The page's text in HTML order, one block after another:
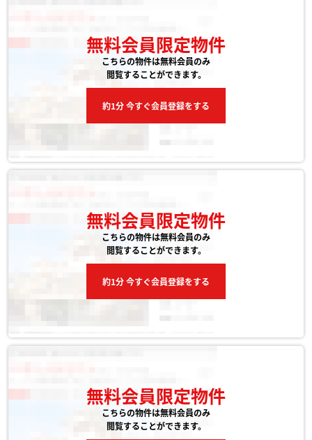
無料会員限定物件
こちらの物件は無料会員のみ
閲覧することができます。
約1分 今すぐ会員登録をする
無料会員限定物件
こちらの物件は無料会員のみ
閲覧することができます。
約1分 今すぐ会員登録をする
無料会員限定物件
こちらの物件は無料会員のみ
閲覧することができます。